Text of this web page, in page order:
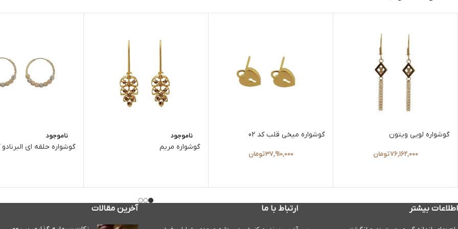
گوشواره لویی ویتون
76,162,000تومان
گوشواره میخی قلب کد 02
37,910,000تومان
ناموجود
گوشواره مریم
ناموجود
گوشواره حلقه ای البرنادو
اطلاعات بیشتر ارتباط با ما آخرین مقالات